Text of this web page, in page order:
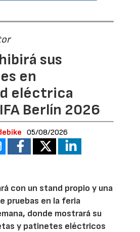
sus
en
eléctrica
Berlín 2026
05/08/2026
con un stand propio y una
pruebas en la feria
donde mostrará su
y patinetes eléctricos